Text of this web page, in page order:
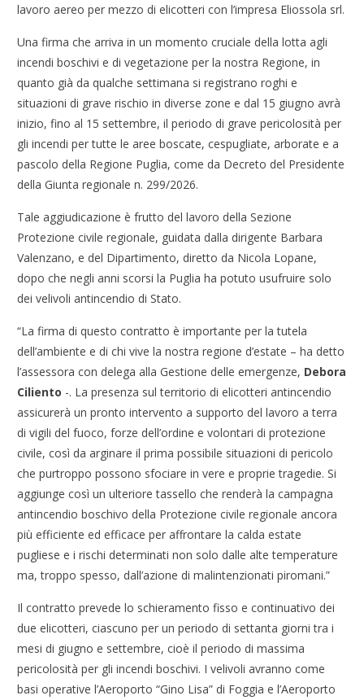
lavoro aereo per mezzo di elicotteri con l’impresa Eliossola srl.
Una firma che arriva in un momento cruciale della lotta agli
incendi boschivi e di vegetazione per la nostra Regione, in
quanto già da qualche settimana si registrano roghi e
situazioni di grave rischio in diverse zone e dal 15 giugno avrà
inizio, fino al 15 settembre, il periodo di grave pericolosità per
gli incendi per tutte le aree boscate, cespugliate, arborate e a
pascolo della Regione Puglia, come da Decreto del Presidente
della Giunta regionale n. 299/2026.
Tale aggiudicazione è frutto del lavoro della Sezione
Protezione civile regionale, guidata dalla dirigente Barbara
Valenzano, e del Dipartimento, diretto da Nicola Lopane,
dopo che negli anni scorsi la Puglia ha potuto usufruire solo
dei velivoli antincendio di Stato.
“La firma di questo contratto è importante per la tutela
dell’ambiente e di chi vive la nostra regione d’estate – ha detto
l’assessora con delega alla Gestione delle emergenze, Debora
Ciliento -. La presenza sul territorio di elicotteri antincendio
assicurerà un pronto intervento a supporto del lavoro a terra
di vigili del fuoco, forze dell’ordine e volontari di protezione
civile, così da arginare il prima possibile situazioni di pericolo
che purtroppo possono sfociare in vere e proprie tragedie. Si
aggiunge così un ulteriore tassello che renderà la campagna
antincendio boschivo della Protezione civile regionale ancora
più efficiente ed efficace per affrontare la calda estate
pugliese e i rischi determinati non solo dalle alte temperature
ma, troppo spesso, dall’azione di malintenzionati piromani.”
Il contratto prevede lo schieramento fisso e continuativo dei
due elicotteri, ciascuno per un periodo di settanta giorni tra i
mesi di giugno e settembre, cioè il periodo di massima
pericolosità per gli incendi boschivi. I velivoli avranno come
basi operative l’Aeroporto “Gino Lisa” di Foggia e l’Aeroporto